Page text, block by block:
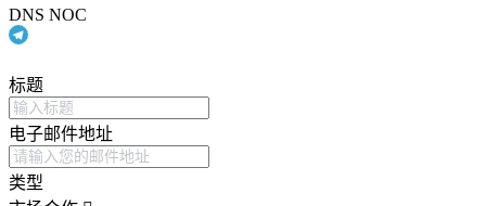
DNS NOC
标题
电子邮件地址
类型